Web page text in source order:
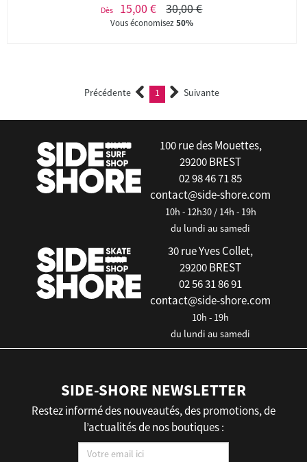
Dès 15,00 € 30,00 €
Vous économisez50%
Précédente 1 (current)Suivante
100 rue des Mouettes,
29200 BREST
02 98 46 71 85
contact@side-shore.com
10h - 12h30 / 14h - 19h
du lundi au samedi
30 rue Yves Collet,
29200 BREST
02 56 31 86 91
contact@side-shore.com
10h - 19h
du lundi au samedi
SIDE-SHORE NEWSLETTER
Restez informé des nouveautés, des promotions, de
l’actualités de nos boutiques :